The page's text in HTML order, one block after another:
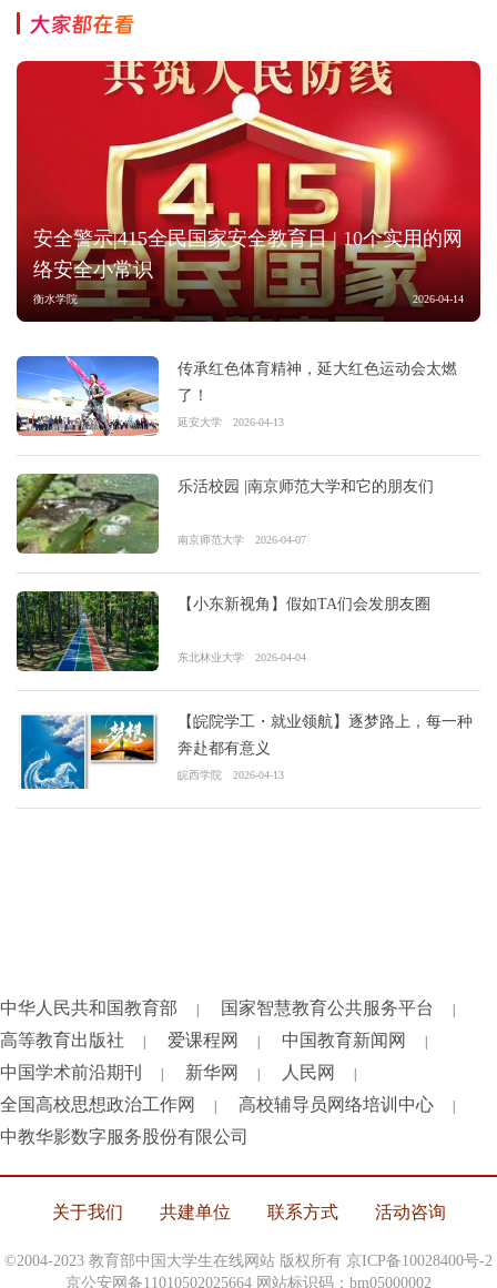
大家都在看
安全警示|415全民国家安全教育日 | 10个实用的网
络安全小常识
衡水学院 2026-04-14
传承红色体育精神，延大红色运动会太燃
了！
延安大学 2026-04-13
乐活校园 |南京师范大学和它的朋友们
南京师范大学 2026-04-07
【小东新视角】假如TA们会发朋友圈
东北林业大学 2026-04-04
【皖院学工・就业领航】逐梦路上，每一种
奔赴都有意义
皖西学院 2026-04-13
中华人民共和国教育部 国家智慧教育公共服务平台
高等教育出版社 爱课程网 中国教育新闻网
中国学术前沿期刊 新华网 人民网
全国高校思想政治工作网 高校辅导员网络培训中心
中教华影数字服务股份有限公司
关于我们 共建单位 联系方式 活动咨询
©2004-2023 教育部中国大学生在线网站 版权所有 京ICP备10028400号-2
京公安网备11010502025664 网站标识码：bm05000002